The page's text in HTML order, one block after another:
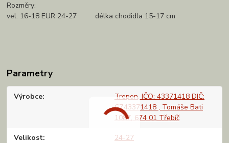
Rozměry:
vel. 16-18 EUR 24-27 délka chodidla 15-17 cm
Parametry
Výrobce
Trepon, IČO: 43371418 DIČ:
CZ43371418 , Tomáše Bati
1087, 674 01 Třebíč
Velikost 24-27